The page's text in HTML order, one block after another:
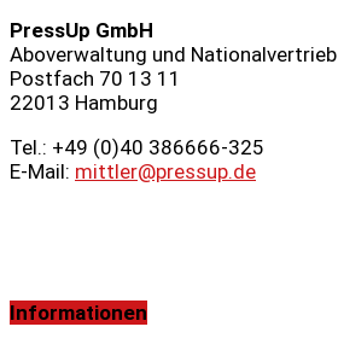
PressUp GmbH
Aboverwaltung und Nationalvertrieb
Postfach 70 13 11
22013 Hamburg
Tel.: +49 (0)40 386666‑325
E-Mail: mittler@pressup.de
Informationen